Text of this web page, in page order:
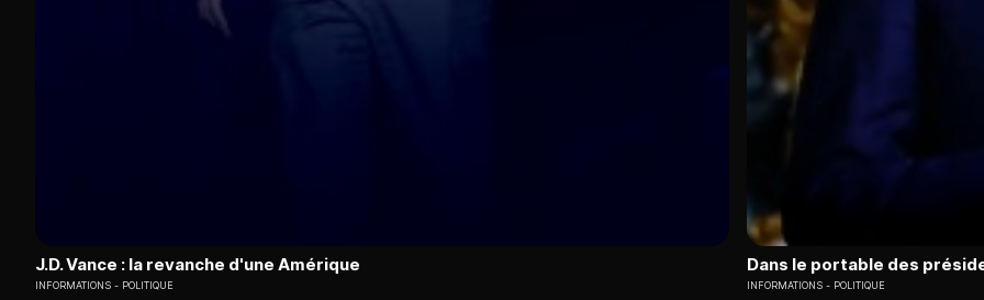
J.D. Vance : la revanche d'une Amérique
INFORMATIONS POLITIQUE
Dans le portable des
INFORMATIONS POLITIQUE